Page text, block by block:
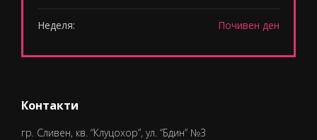
Неделя: Почивен ден
Контакти
гр. Сливен, кв. “Клуцохор”, ул. “Бдин” №3